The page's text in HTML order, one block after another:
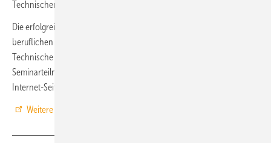
Technischen Gebäudeausrüstung.
Die erfolgreiche Teilnahme wird bei Nachweis der entsprechenden
beruflichen Vorbildung durch ein Zertifikat der Bundesprüfstelle
Technische Gebäudeausrüstung bescheinigt. Stimmen die
Seminarteilnehmer zu, werden Name, Titel und Kontaktdaten auf der
Internet-Seite des BTGA veröffentlicht.
Weitere Informationen und Anmeldung